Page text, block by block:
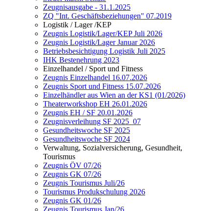
Zeugnisausgabe - 31.1.2025
ZQ "Int. Geschäftsbeziehungen" 07.2019
Logistik / Lager /KEP
Zeugnis Logistik/Lager/KEP Juli 2026
Zeugnis Logistik/Lager Januar 2026
Betriebsbesichtigung Logistik Juli 2025
IHK Bestenehrung 2023
Einzelhandel / Sport und Fitness
Zeugnis Einzelhandel 16.07.2026
Zeugnis Sport und Fitness 15.07.2026
Einzelhändler aus Wien an der KS1 (01/2026)
Theaterworkshop EH 26.01.2026
Zeugnis EH / SF 20.01.2026
Zeugnisverleihung SF 2025_07
Gesundheitswoche SF 2025
Gesundheitswoche SF 2024
Verwaltung, Sozialversicherung, Gesundheit,
Tourismus
Zeugnis ÖV 07/26
Zeugnis GK 07/26
Zeugnis Tourismus Juli/26
Tourismus Produkschulung 2026
Zeugnis GK 01/26
Zeugnis Tourismus Jan/26